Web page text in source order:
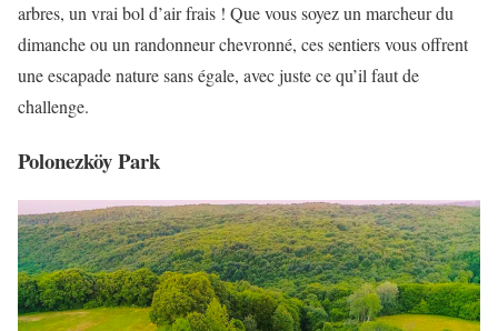
arbres, un vrai bol d’air frais ! Que vous soyez un marcheur du
dimanche ou un randonneur chevronné, ces sentiers vous offrent
une escapade nature sans égale, avec juste ce qu’il faut de
challenge.
Polonezköy Park